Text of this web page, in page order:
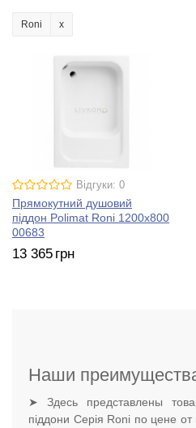
Roni
Відгуки: 0
Прямокутний душовий
піддон Polimat Roni 1200х800
00683
13 365 грн
Наши
➤ Здесь представлены
піддони Серія Roni по цене